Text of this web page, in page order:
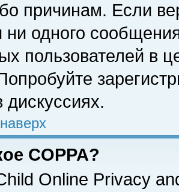
причинам. Если
ни одного
пользователей в
дискуссиях.
COPPA?
Online Privacy